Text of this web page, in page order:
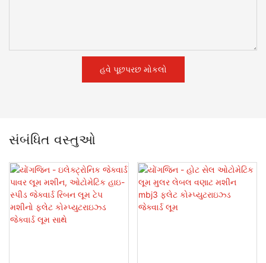
હવે પૂછપરછ મોકલો
સંબંધિત વસ્તુઓ